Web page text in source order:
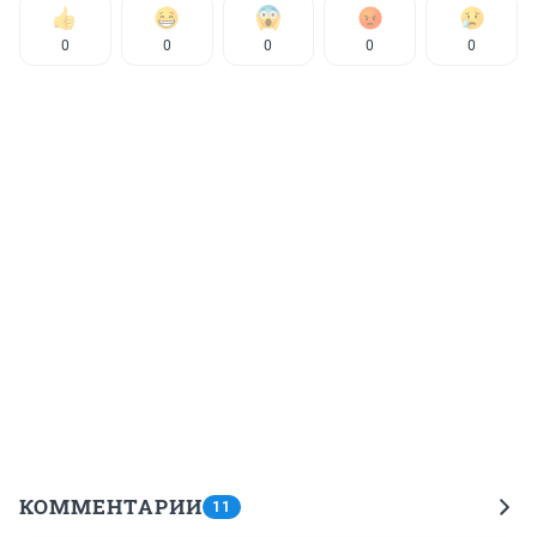
0 0 0 0 0
КОММЕНТАРИИ 11